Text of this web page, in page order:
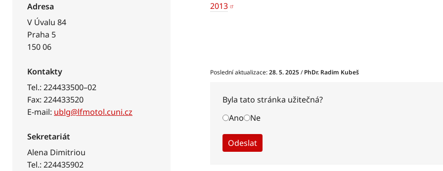
Adresa
V Úvalu 84
Praha 5
150 06
Kontakty
Tel.: 224433500–02
Fax: 224433520
E-mail: ublg@lfmotol.cuni.cz
Sekretariát
Alena Dimitriou
Tel.: 224435902
2013
Poslední aktualizace:28. 5. 2025/PhDr. Radim Kubeš
Byla tato stránka užitečná?
Ano
Ne